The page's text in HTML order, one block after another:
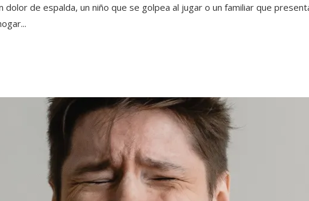
dolor de espalda, un niño que se golpea al jugar o un familiar que